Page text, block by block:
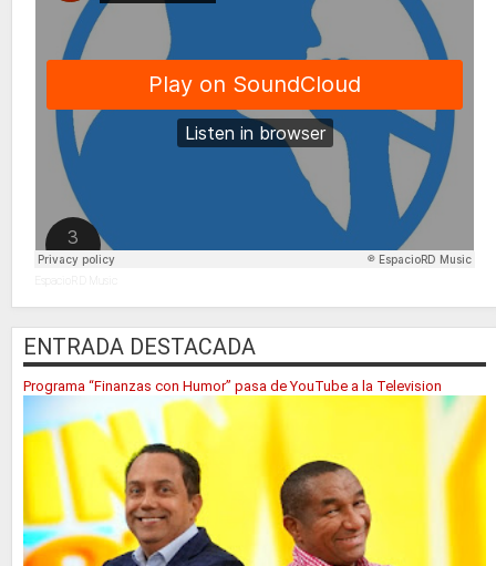
EspacioRD Music
ENTRADA DESTACADA
Programa “Finanzas con Humor” pasa de YouTube a la Television